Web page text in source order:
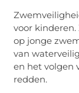
voor
op jonge
van
en het volgen
redden.